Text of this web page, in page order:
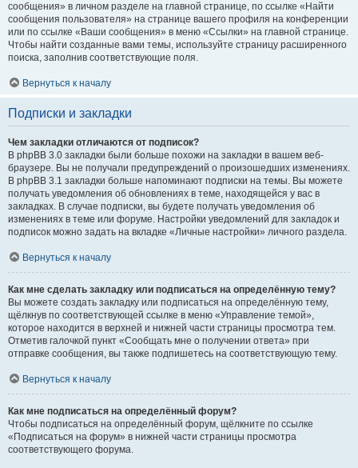
сообщения» в личном разделе на главной странице, по ссылке «Найти
сообщения пользователя» на странице вашего профиля на конференции
или по ссылке «Ваши сообщения» в меню «Ссылки» на главной странице.
Чтобы найти созданные вами темы, используйте страницу расширенного
поиска, заполнив соответствующие поля.
Вернуться к началу
Подписки и закладки
Чем закладки отличаются от подписок?
В phpBB 3.0 закладки были больше похожи на закладки в вашем веб-
браузере. Вы не получали предупреждений о произошедших изменениях.
В phpBB 3.1 закладки больше напоминают подписки на темы. Вы можете
получать уведомления об обновлениях в теме, находящейся у вас в
закладках. В случае подписки, вы будете получать уведомления об
изменениях в теме или форуме. Настройки уведомлений для закладок и
подписок можно задать на вкладке «Личные настройки» личного раздела.
Вернуться к началу
Как мне сделать закладку или подписаться на определённую тему?
Вы можете создать закладку или подписаться на определённую тему,
щёлкнув по соответствующей ссылке в меню «Управление темой»,
которое находится в верхней и нижней части страницы просмотра тем.
Отметив галочкой пункт «Сообщать мне о получении ответа» при
отправке сообщения, вы также подпишетесь на соответствующую тему.
Вернуться к началу
Как мне подписаться на определённый форум?
Чтобы подписаться на определённый форум, щёлкните по ссылке
«Подписаться на форум» в нижней части страницы просмотра
соответствующего форума.